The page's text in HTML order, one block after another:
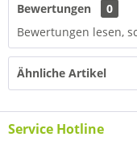
Bewertungen
0
Bewertungen lesen,
Ähnliche Artikel
Service Hotline